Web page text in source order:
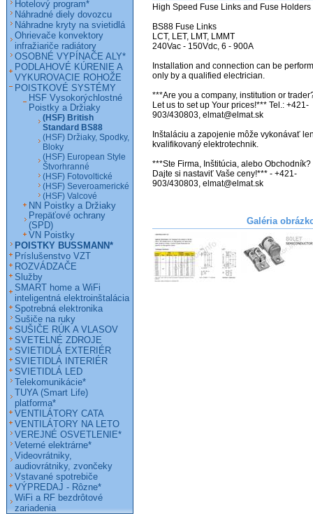
High Speed Fuse Links and Fuse Holders
BS88 Fuse Links
LCT, LET, LMT, LMMT
240Vac - 150Vdc, 6 - 900A
Installation and connection can be
only by a qualified electrician.
***Are you a company, institution or
Let us to set up Your prices!*** Tel.: +421-
903/430803, elmat@elmat.sk
Inštaláciu a zapojenie môže vykonávať
kvalifikovaný elektrotechnik.
***Ste Firma, Inštitúcia, alebo Obchodník?
Dajte si nastaviť Vaše ceny!*** - +421-
903/430803, elmat@elmat.sk
Galéria
Hotelový program*
Náhradné diely dovozcu
Náhradne kryty na svietidlá
Ohrievače konvektory
infražiariče radiátory
OSOBNÉ VYPÍNAČE ALY*
PODLAHOVÉ KÚRENIE A
VYKUROVACIE ROHOŽE
POISTKOVÉ SYSTÉMY
HSF Vysokorýchlostné
Poistky a Držiaky
(HSF) British
Standard BS88
(HSF) Držiaky, Spodky,
Bloky
(HSF) European Style
Štvorhranné
(HSF) Fotovoltické
(HSF) Severoamerické
(HSF) Valcové
NN Poistky a Držiaky
Prepäťové ochrany
(SPD)
VN Poistky
POISTKY BUSSMANN*
Príslušenstvo VZT
ROZVÁDZAČE
Služby
SMART home a WiFi
inteligentná elektroinštalácia
Spotrebná elektronika
Sušiče na ruky
SUŠIČE RÚK A VLASOV
SVETELNÉ ZDROJE
SVIETIDLÁ EXTERIÉR
SVIETIDLÁ INTERIÉR
SVIETIDLÁ LED
Telekomunikácie*
TUYA (Smart Life)
platforma*
VENTILÁTORY CATA
VENTILÁTORY NA LETO
VEREJNÉ OSVETLENIE*
Veterné elektrárne*
Videovrátniky,
audiovrátniky, zvončeky
Vstavané spotrebiče
VÝPREDAJ - Rôzne*
WiFi a RF bezdrôtové
zariadenia